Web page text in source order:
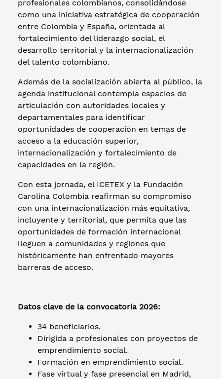
profesionales colombianos, consolidándose
como una iniciativa estratégica de cooperación
entre Colombia y España, orientada al
fortalecimiento del liderazgo social, el
desarrollo territorial y la internacionalización
del talento colombiano.
Además de la socialización abierta al público, la
agenda institucional contempla espacios de
articulación con autoridades locales y
departamentales para identificar
oportunidades de cooperación en temas de
acceso a la educación superior,
internacionalización y fortalecimiento de
capacidades en la región.
Con esta jornada, el ICETEX y la Fundación
Carolina Colombia reafirman su compromiso
con una internacionalización más equitativa,
incluyente y territorial, que permita que las
oportunidades de formación internacional
lleguen a comunidades y regiones que
históricamente han enfrentado mayores
barreras de acceso.
Datos clave de la convocatoria 2026:
34 beneficiarios.
Dirigida a profesionales con proyectos de
emprendimiento social.
Formación en emprendimiento social.
Fase virtual y fase presencial en Madrid,